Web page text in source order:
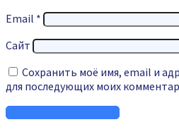
Email *
Сайт
Сохранить моё имя, email и
для последующих моих